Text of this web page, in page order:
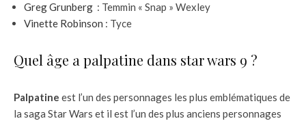
Greg Grunberg : Temmin « Snap » Wexley
Vinette Robinson : Tyce
Quel âge a palpatine dans star wars 9 ?
Palpatine est l’un des personnages les plus emblématiques de
la saga Star Wars et il est l’un des plus anciens personnages